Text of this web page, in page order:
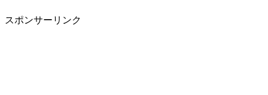
スポンサーリンク